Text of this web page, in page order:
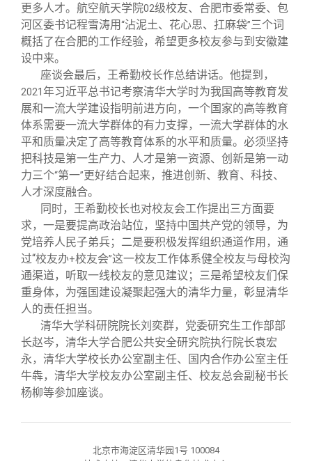
更多人才。航空航天学院02级校友、合肥市委常委、包
河区委书记程雪涛用“沾泥土、花心思、扛麻袋”三个词
概括了在合肥的工作经验，希望更多校友参与到安徽建
设中来。
座谈会最后，王希勤校长作总结讲话。他提到，
2021 年习近平总书记考察清华大学时为我国高等教育发
展和一流大学建设指明前进方向，一个国家的高等教育
体系需要一流大学群体的有力支撑，一流大学群体的水
平和质量决定了高等教育体系的水平和质量。必须坚持
把科技是第一生产力、人才是第一资源、创新是第一动
力三个“第一”更好结合起来，推进创新、教育、科技、
人才深度融合。
同时，王希勤校长也对校友会工作提出三方面要
求，一是要提高政治站位，坚持中国共产党的领导，为
党培养人民子弟兵；二是要积极发挥组织通道作用，通
过“校友办+校友会”这一校友工作体系健全校友与母校沟
通渠道，听取一线校友的意见建议；三是希望校友们保
重身体，为强国建设凝聚起强大的清华力量，彰显清华
人的责任担当。
清华大学科研院院长刘奕群，党委研究生工作部部
长赵岑，清华大学合肥公共安全研究院执行院长袁宏
永，清华大学校长办公室副主任、国内合作办公室主任
牛犇，清华大学校友办公室副主任、校友总会副秘书长
杨柳等参加座谈。
北京市海淀区清华园1号 100084